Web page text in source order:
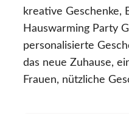
kreative Geschenke,
Hauswarming Party
personalisierte
das neue Zuhause,
Frauen, nützliche